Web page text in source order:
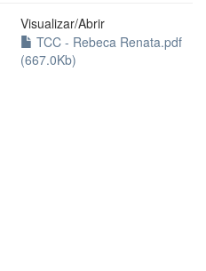
Visualizar/Abrir
TCC - Rebeca Renata.pdf
(667.0Kb)